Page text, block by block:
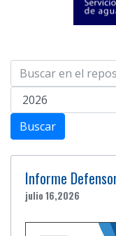
Informe
julio 16,2026